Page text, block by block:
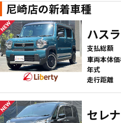
尼崎店の新着車種
ハス
支払総額
車両本体
年式
走行距離
セレナ